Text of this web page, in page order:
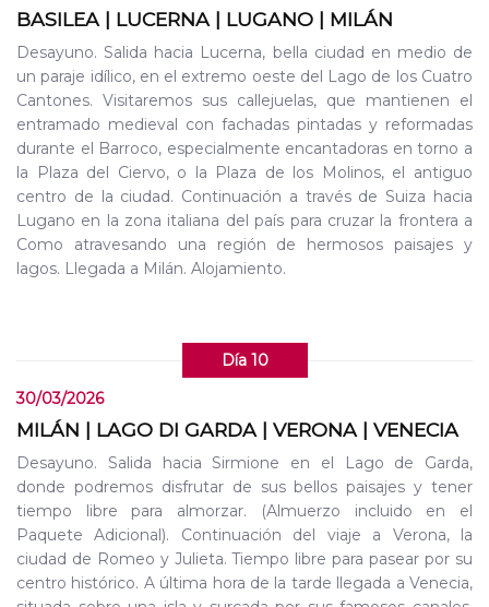
BASILEA | LUCERNA | LUGANO | MILÁN
Desayuno. Salida hacia Lucerna, bella ciudad en medio de
un paraje idílico, en el extremo oeste del Lago de los Cuatro
Cantones. Visitaremos sus callejuelas, que mantienen el
entramado medieval con fachadas pintadas y reformadas
durante el Barroco, especialmente encantadoras en torno a
la Plaza del Ciervo, o la Plaza de los Molinos, el antiguo
centro de la ciudad. Continuación a través de Suiza hacia
Lugano en la zona italiana del país para cruzar la frontera a
Como atravesando una región de hermosos paisajes y
lagos. Llegada a Milán. Alojamiento.
Día 10
30/03/2026
MILÁN | LAGO DI GARDA | VERONA | VENECIA
Desayuno. Salida hacia Sirmione en el Lago de Garda,
donde podremos disfrutar de sus bellos paisajes y tener
tiempo libre para almorzar. (Almuerzo incluido en el
Paquete Adicional). Continuación del viaje a Verona, la
ciudad de Romeo y Julieta. Tiempo libre para pasear por su
centro histórico. A última hora de la tarde llegada a Venecia,